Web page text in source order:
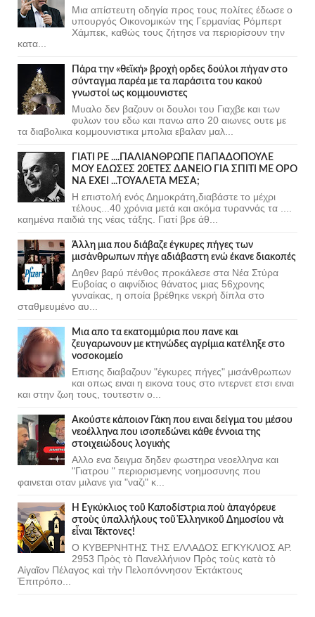
Μια απίστευτη οδηγία προς τους πολίτες έδωσε ο
υπουργός Οικονομικών της Γερμανίας Ρόμπερτ
Χάμπεκ, καθώς τους ζήτησε να περιορίσουν την
κατα...
Πάρα την «θεϊκή» βροχή ορδες δούλοι πήγαν στο
σύνταγμα παρέα με τα παράσιτα του κακού
γνωστοί ως κομμουνιστες
Μυαλο δεν βαζουν οι δουλοι του Γιαχβε και των
φυλων του εδω και πανω απο 20 αιωνες ουτε με
τα διαβολικα κομμουνιστικα μπολια εβαλαν μαλ...
ΓΙΑΤΙ ΡΕ ....ΠΑΛΙΑΝΘΡΩΠΕ ΠΑΠΑΔΟΠΟΥΛΕ
ΜΟΥ ΕΔΩΣΕΣ 20ΕΤΕΣ ΔΑΝΕΙΟ ΓΙΑ ΣΠΙΤΙ ΜΕ ΟΡΟ
ΝΑ ΕΧΕΙ ...ΤΟΥΑΛΕΤΑ ΜΕΣΑ;
Η επιστολή ενός Δημοκράτη,διαβάστε το μέχρι
τέλους...40 χρόνια μετά και ακόμα τυραννάς τα ....
καημένα παιδιά της νέας τάξης. Γιατί βρε άθ...
Άλλη μια που διάβαζε έγκυρες πήγες των
μισάνθρωπων πήγε αδιάβαστη ενώ έκανε διακοπές
Δηθεν βαρύ πένθος προκάλεσε στα Νέα Στύρα
Ευβοίας ο αιφνίδιος θάνατος μιας 56χρονης
γυναίκας, η οποία βρέθηκε νεκρή δίπλα στο
σταθμευμένο αυ...
Μια απο τα εκατομμύρια που πανε και
ζευγαρωνουν με κτηνώδες αγρίμια κατέληξε στο
νοσοκομείο
Επισης διαβαζουν "έγκυρες πήγες" μισάνθρωπων
και οπως ειναι η εικονα τους στο ιντερνετ ετσι ειναι
και στην ζωη τους, τουτεστιν ο...
Ακούστε κάποιον Γάκη που ειναι δείγμα του μέσου
νεοέλληνα που ισοπεδώνει κάθε έννοια της
στοιχειώδους λογικής
Αλλο ενα δειγμα δηδεν φωστηρα νεοελληνα και
"Γιατρου " περιορισμενης νοημοσυνης που
φαινεται οταν μιλανε για "ναζι" κ...
Ἡ Ἐγκύκλιος τοῦ Καποδίστρια ποὺ ἀπαγόρευε
στοὺς ὑπαλλήλους τοῦ Ἑλληνικοῦ Δημοσίου νὰ
εἶναι Τέκτονες!
Ο ΚΥΒΕΡΝΗΤΗΣ ΤΗΣ ΕΛΛΑΔΟΣ ΕΓΚΥΚΛΙΟΣ ΑΡ.
2953 Πρὸς τὸ Πανελλήνιον Πρὸς τοὺς κατὰ τὸ
Αἰγαῖον Πέλαγος καὶ τὴν Πελοπόννησον Ἐκτάκτους
Ἐπιτρόπο...